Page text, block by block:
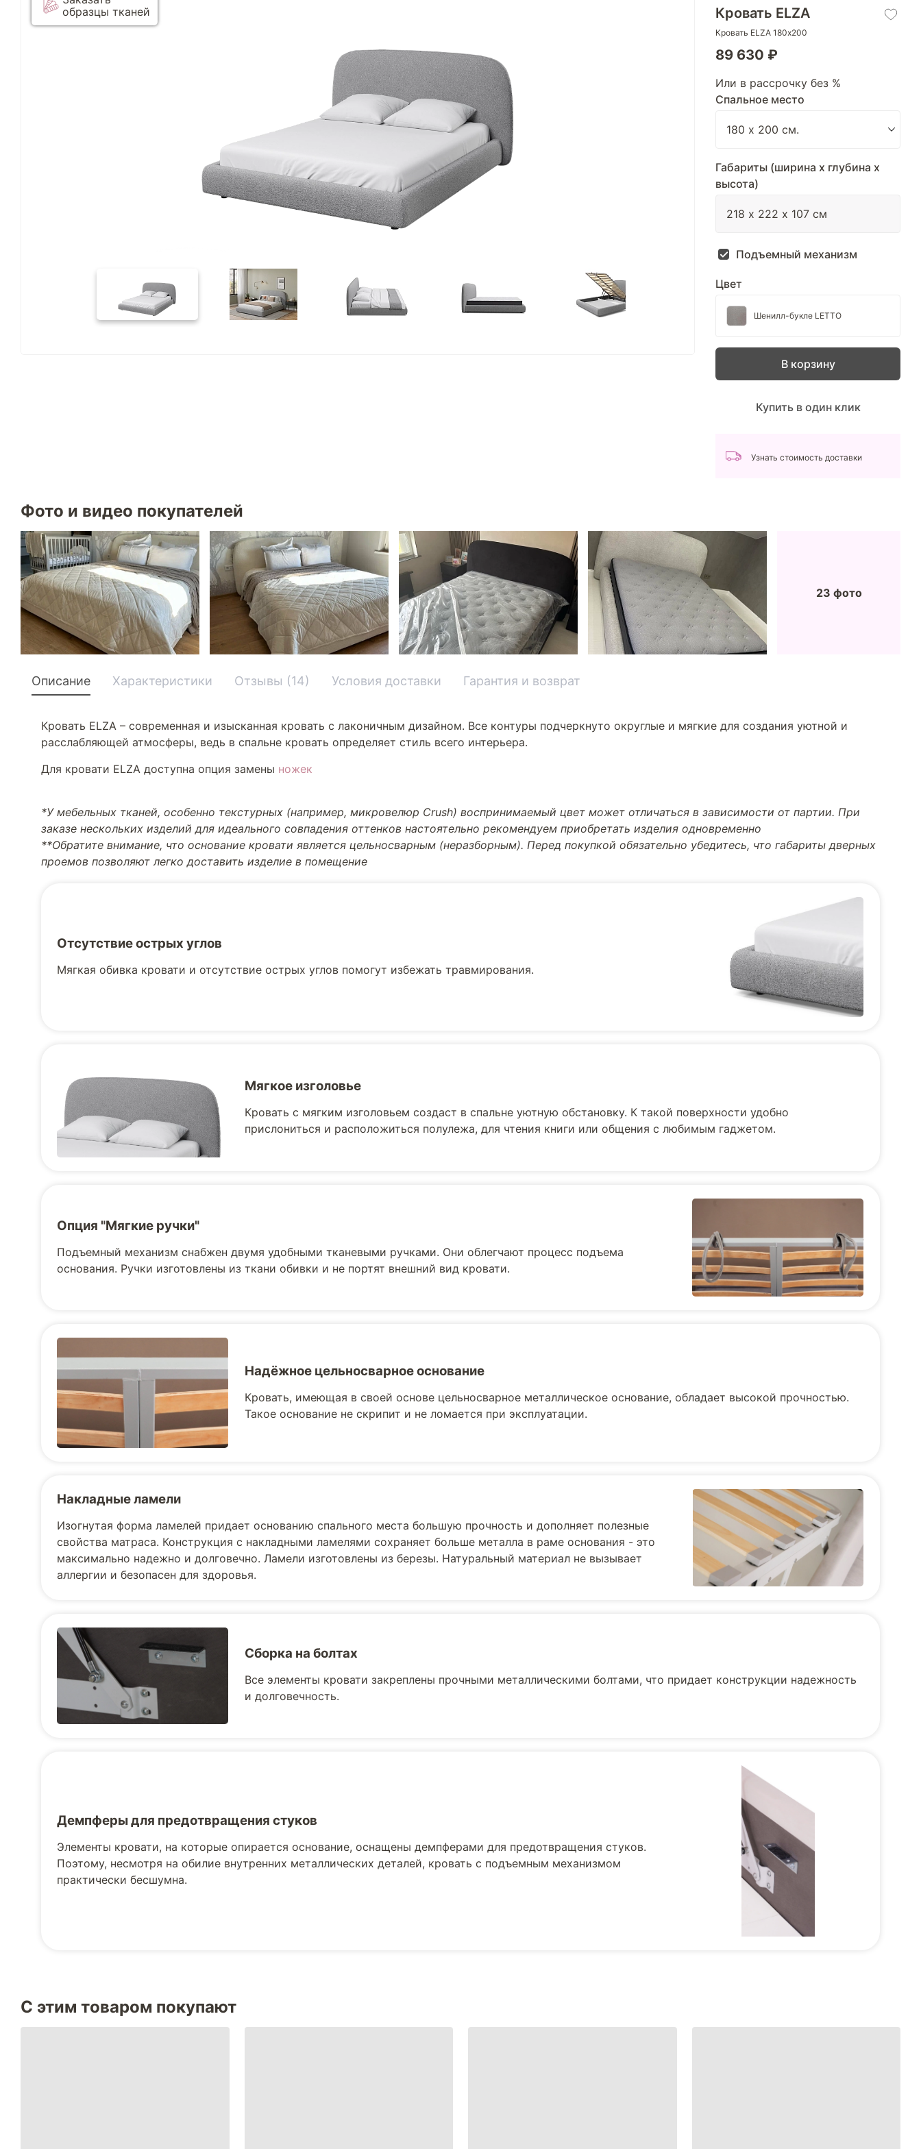
образцы тканей
Кровать ELZA
Кровать ELZA 180х200
89 630 ₽
Или в рассрочку без %
Спальное место
Габариты (ширина х глубина х
высота)
Подъемный механизм
Цвет
Шенилл-букле LETTO
В корзину
Купить в один клик
Узнать стоимость доставки
Фото и видео покупателей
23 фото
Описание Характеристики Отзывы (14) Условия доставки Гарантия и возврат
Кровать ELZA – современная и изысканная кровать с лаконичным дизайном. Все контуры подчеркнуто округлые и мягкие для создания уютной и
расслабляющей атмосферы, ведь в спальне кровать определяет стиль всего интерьера.
Для кровати ELZA доступна опция замены ножек
*У мебельных тканей, особенно текстурных (например, микровелюр Crush) воспринимаемый цвет может отличаться в зависимости от партии. При
заказе нескольких изделий для идеального совпадения оттенков настоятельно рекомендуем приобретать изделия одновременно
**Обратите внимание, что основание кровати является цельносварным (неразборным). Перед покупкой обязательно убедитесь, что габариты дверных
проемов позволяют легко доставить изделие в помещение
Отсутствие острых углов
Мягкая обивка кровати и отсутствие острых углов помогут избежать травмирования.
Мягкое изголовье
Кровать с мягким изголовьем создаст в спальне уютную обстановку. К такой поверхности удобно
прислониться и расположиться полулежа, для чтения книги или общения с любимым гаджетом.
Опция "Мягкие ручки"
Подъемный механизм снабжен двумя удобными тканевыми ручками. Они облегчают процесс подъема
основания. Ручки изготовлены из ткани обивки и не портят внешний вид кровати.
Надёжное цельносварное основание
Кровать, имеющая в своей основе цельносварное металлическое основание, обладает высокой прочностью.
Такое основание не скрипит и не ломается при эксплуатации.
Накладные ламели
Изогнутая форма ламелей придает основанию спального места большую прочность и дополняет полезные
свойства матраса. Конструкция с накладными ламелями сохраняет больше металла в раме основания - это
максимально надежно и долговечно. Ламели изготовлены из березы. Натуральный материал не вызывает
аллергии и безопасен для здоровья.
Сборка на болтах
Все элементы кровати закреплены прочными металлическими болтами, что придает конструкции надежность
и долговечность.
Демпферы для предотвращения стуков
Элементы кровати, на которые опирается основание, оснащены демпферами для предотвращения стуков.
Поэтому, несмотря на обилие внутренних металлических деталей, кровать с подъемным механизмом
практически бесшумна.
С этим товаром покупают